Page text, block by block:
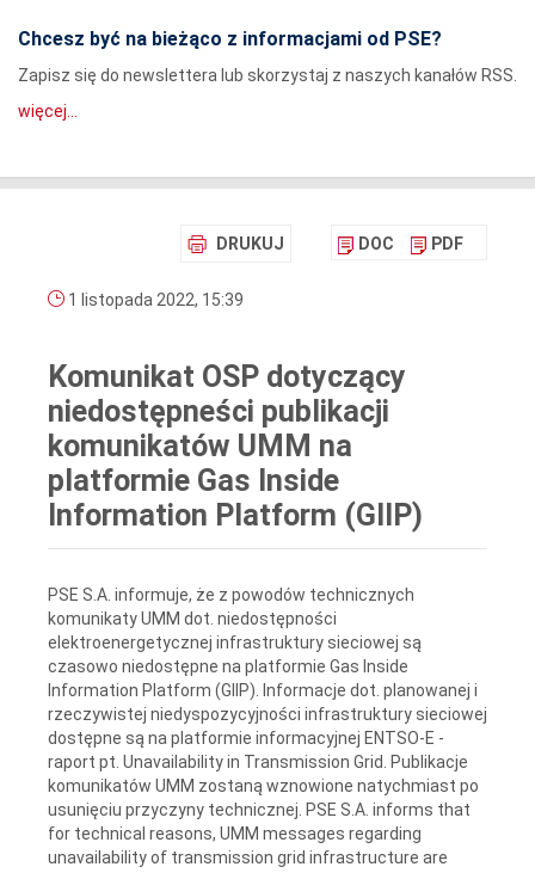
Chcesz być na bieżąco z informacjami od PSE?
Zapisz się do newslettera lub skorzystaj z naszych kanałów RSS.
więcej...
DRUKUJ DOC PDF
1 listopada 2022, 15:39
Komunikat OSP dotyczący
niedostępneści publikacji
komunikatów UMM na
platformie Gas Inside
Information Platform (GIIP)
PSE S.A. informuje, że z powodów technicznych
komunikaty UMM dot. niedostępności
elektroenergetycznej infrastruktury sieciowej są
czasowo niedostępne na platformie Gas Inside
Information Platform (GIIP). Informacje dot. planowanej i
rzeczywistej niedyspozycyjności infrastruktury sieciowej
dostępne są na platformie informacyjnej ENTSO-E -
raport pt. Unavailability in Transmission Grid. Publikacje
komunikatów UMM zostaną wznowione natychmiast po
usunięciu przyczyny technicznej. PSE S.A. informs that
for technical reasons, UMM messages regarding
unavailability of transmission grid infrastructure are